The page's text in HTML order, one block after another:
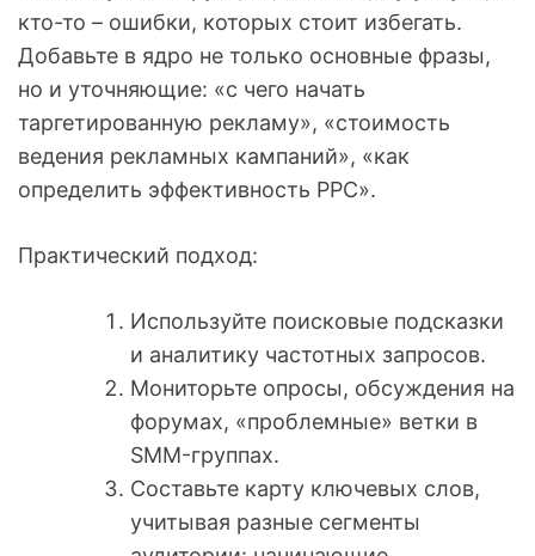
кто-то – ошибки, которых стоит избегать.
Добавьте в ядро не только основные фразы,
но и уточняющие: «с чего начать
таргетированную рекламу», «стоимость
ведения рекламных кампаний», «как
определить эффективность PPC».
Практический подход:
Используйте поисковые подсказки
и аналитику частотных запросов.
Мониторьте опросы, обсуждения на
форумах, «проблемные» ветки в
SMM-группах.
Составьте карту ключевых слов,
учитывая разные сегменты